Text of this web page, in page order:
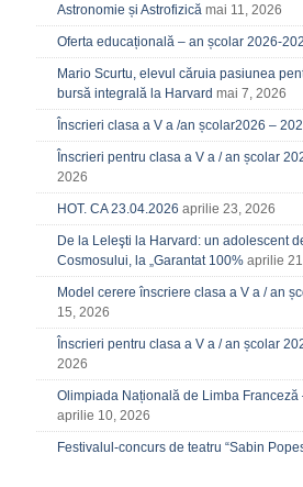
Astronomie și Astrofizică mai 11, 2026
Oferta educațională – an școlar 2026-
Mario Scurtu, elevul căruia pasiunea
bursă integrală la Harvard mai 7, 2026
Înscrieri clasa a V a /an școlar2026 –
Înscrieri pentru clasa a V a / an școlar
2026
HOT. CA 23.04.2026 aprilie 23, 2026
De la Leleşti la Harvard: un adolescent
Cosmosului, la „Garantat 100% aprilie
Model cerere înscriere clasa a V a / an
15, 2026
Înscrieri pentru clasa a V a / an școlar
2026
Olimpiada Națională de Limba Franceză
aprilie 10, 2026
Festivalul-concurs de teatru “Sabin